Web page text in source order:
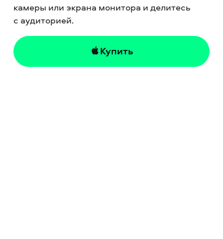
камеры или экрана монитора и делитесь
с аудиторией.
Купить